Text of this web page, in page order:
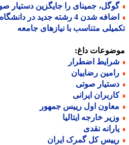
جمینای را جایگزین دستیار صوتی
اضافه شدن 4 رشته جدید در
متناسب با نیازهای جامعه
داغ:
اضطرار
رضاییان
صوتی
ایرانی
اول رییس جمهور
خارجه ایتالیا
نقدی
کل گمرک ایران